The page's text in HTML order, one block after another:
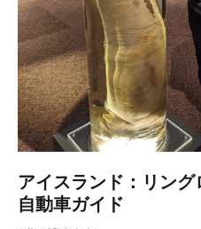
アイスランド：リン
自動車ガイド